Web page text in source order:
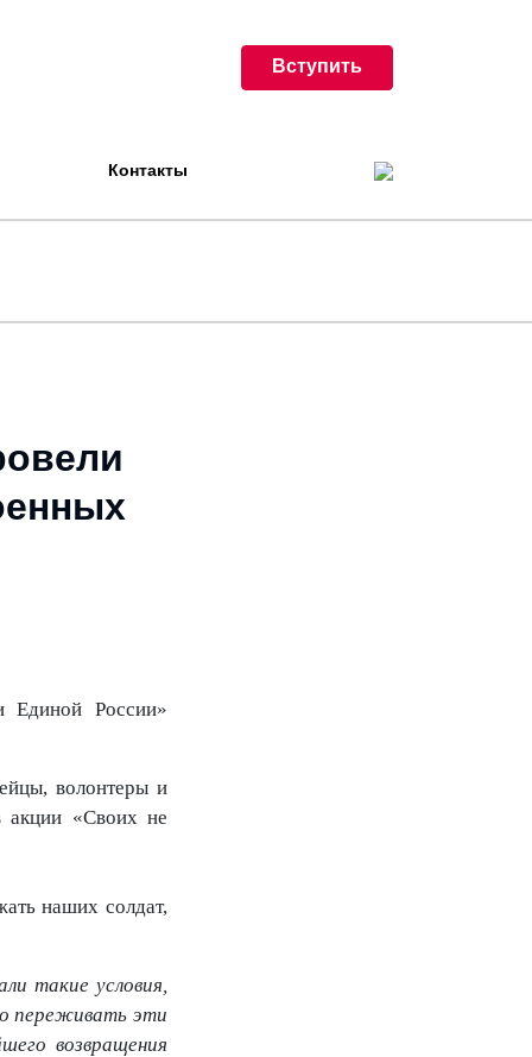
Вступить
Контакты
Единой России»
волонтеры и
акции «Своих не
наших солдат,
такие условия,
переживать эти
возвращения